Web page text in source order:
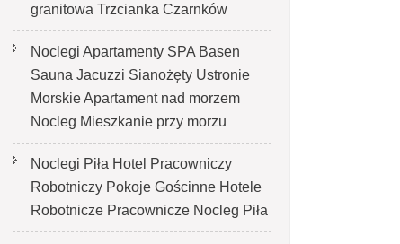
granitowa Trzcianka Czarnków
Noclegi Apartamenty SPA Basen
Sauna Jacuzzi Sianożęty Ustronie
Morskie Apartament nad morzem
Nocleg Mieszkanie przy morzu
Noclegi Piła Hotel Pracowniczy
Robotniczy Pokoje Gościnne Hotele
Robotnicze Pracownicze Nocleg Piła